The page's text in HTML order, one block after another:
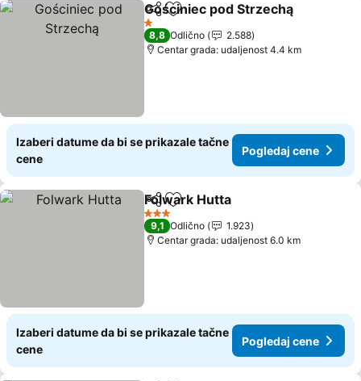
Deli Dodati u favorite
Gościniec pod Strzechą
1 Zvezdice
8,8 Odlično
2.588
Centar grada: udaljenost 4.4 km
Izaberi datume da bi se prikazale tačne
cene
Pogledaj cene
Deli Dodati u favorite
Folwark Hutta
3 Zvezdice
9,1 Odlično
1.923
Centar grada: udaljenost 6.0 km
Izaberi datume da bi se prikazale tačne
cene
Pogledaj cene